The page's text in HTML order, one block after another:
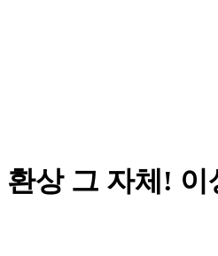
환상 그 자체!